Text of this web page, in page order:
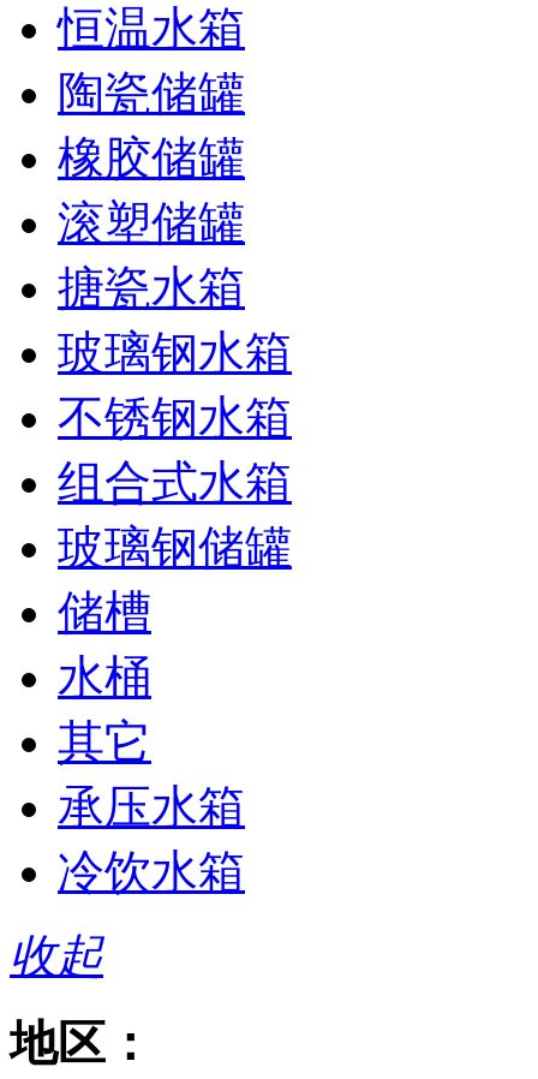
恒温水箱
陶瓷储罐
橡胶储罐
滚塑储罐
搪瓷水箱
玻璃钢水箱
不锈钢水箱
组合式水箱
玻璃钢储罐
储槽
水桶
其它
承压水箱
冷饮水箱
收起
地区：